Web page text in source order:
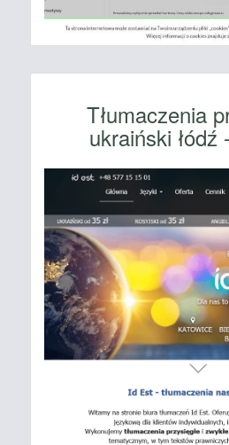
Tłumaczenia
ukraiński łódź